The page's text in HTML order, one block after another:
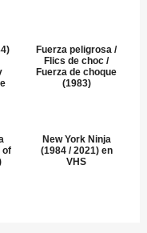
Fuerza peligrosa /
Flics de choc /
Fuerza de choque
(1983)
of
New York Ninja
(1984 / 2021) en
VHS